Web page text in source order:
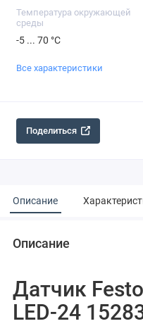
Температура окружающей
среды
-5 ... 70 °C
Все характеристики
Поделиться
Описание
Описание
Датчик
LED-24